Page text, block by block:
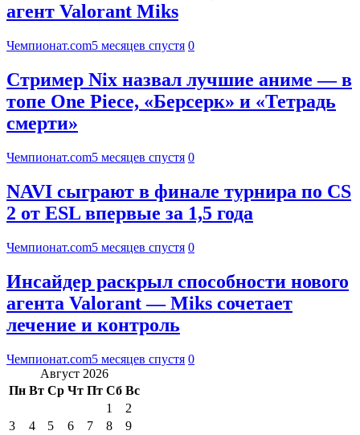
агент Valorant Miks
Чемпионат.com5 месяцев спустя 0
Стример Nix назвал лучшие аниме — в
топе One Piece, «Берсерк» и «Тетрадь
смерти»
Чемпионат.com5 месяцев спустя 0
NAVI сыграют в финале турнира по CS
2 от ESL впервые за 1,5 года
Чемпионат.com5 месяцев спустя 0
Инсайдер раскрыл способности нового
агента Valorant — Miks сочетает
лечение и контроль
Чемпионат.com5 месяцев спустя 0
Август 2026
Пн Вт Ср Чт Пт Сб Вс
1
2
3
4 5 6 7 8
9